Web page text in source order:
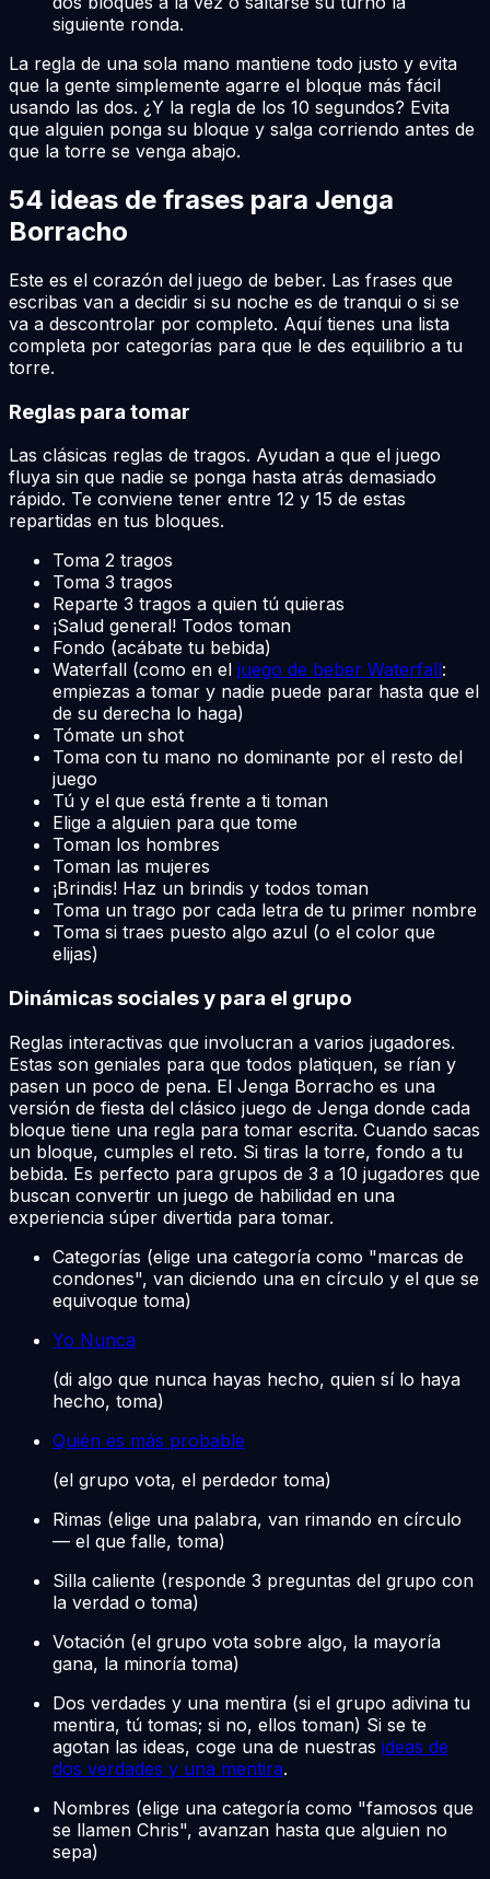
siguiente ronda.
La regla de una sola mano mantiene todo justo y evita
que la gente simplemente agarre el bloque más fácil
usando las dos. ¿Y la regla de los 10 segundos? Evita
que alguien ponga su bloque y salga corriendo antes de
que la torre se venga abajo.
54 ideas de frases para Jenga
Borracho
Este es el corazón del juego de beber. Las frases que
escribas van a decidir si su noche es de tranqui o si se
va a descontrolar por completo. Aquí tienes una lista
completa por categorías para que le des equilibrio a tu
torre.
Reglas para tomar
Las clásicas reglas de tragos. Ayudan a que el juego
fluya sin que nadie se ponga hasta atrás demasiado
rápido. Te conviene tener entre 12 y 15 de estas
repartidas en tus bloques.
Toma 2 tragos
Toma 3 tragos
Reparte 3 tragos a quien tú quieras
¡Salud general! Todos toman
Fondo (acábate tu bebida)
Waterfall (como en el juego de beber Waterfall:
empiezas a tomar y nadie puede parar hasta que el
de su derecha lo haga)
Tómate un shot
Toma con tu mano no dominante por el resto del
juego
Tú y el que está frente a ti toman
Elige a alguien para que tome
Toman los hombres
Toman las mujeres
¡Brindis! Haz un brindis y todos toman
Toma un trago por cada letra de tu primer nombre
Toma si traes puesto algo azul (o el color que
elijas)
Dinámicas sociales y para el grupo
Reglas interactivas que involucran a varios jugadores.
Estas son geniales para que todos platiquen, se rían y
pasen un poco de pena. El Jenga Borracho es una
versión de fiesta del clásico juego de Jenga donde cada
bloque tiene una regla para tomar escrita. Cuando sacas
un bloque, cumples el reto. Si tiras la torre, fondo a tu
bebida. Es perfecto para grupos de 3 a 10 jugadores que
buscan convertir un juego de habilidad en una
experiencia súper divertida para tomar.
Categorías (elige una categoría como "marcas de
condones", van diciendo una en círculo y el que se
equivoque toma)
Yo Nunca
(di algo que nunca hayas hecho, quien sí lo haya
hecho, toma)
Quién es más probable
(el grupo vota, el perdedor toma)
Rimas (elige una palabra, van rimando en círculo
— el que falle, toma)
Silla caliente (responde 3 preguntas del grupo con
la verdad o toma)
Votación (el grupo vota sobre algo, la mayoría
gana, la minoría toma)
Dos verdades y una mentira (si el grupo adivina tu
mentira, tú tomas; si no, ellos toman) Si se te
agotan las ideas, coge una de nuestras ideas de
dos verdades y una mentira.
Nombres (elige una categoría como "famosos que
se llamen Chris", avanzan hasta que alguien no
sepa)